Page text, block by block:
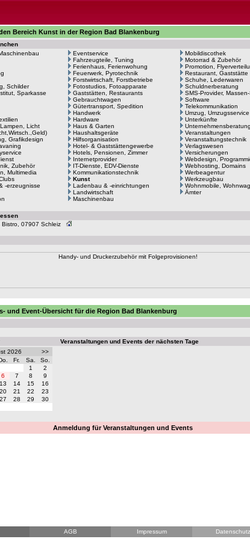
Bereich Kunst in der Region Bad Blankenburg
Schilder
Sparkasse
Licht
Grafikdesign
Zubehör
Multimedia
-erzeugnisse
Eventservice
Fahrzeugteile, Tuning
Ferienhaus, Ferienwohung
Feuerwerk, Pyrotechnik
Forstwirtschaft, Forstbetriebe
Fotostudios, Fotoapparate
Gaststätten, Restaurants
Gebrauchtwagen
Gütertransport, Spedition
Handwerk
Hardware
Haus & Garten
Haushaltsgeräte
Hilfsorganisation
Hotel- & Gaststättengewerbe
Hotels, Pensionen, Zimmer
Internetprovider
IT-Dienste, EDV-Dienste
Kommunikationstechnik
Kunst
Ladenbau & -einrichtungen
Landwirtschaft
Maschinenbau
Mobildiscothek
Motorrad & Zubehör
Promotion,
Restaurant, Gaststätte
Schuhe, Lederwaren
Schuldnerberatung
SMS-Provider,
Software
Telekommunikation
Umzug, Umzugsservice
Unterkünfte
Unternehmensberatung
Veranstaltungen
Veranstaltungstechnik
Verlagswesen
Versicherungen
Webdesign,
Webhosting, Domains
Werbeagentur
Werkzeugbau
Wohnmobile,
Ämter
Bistro, 07907 Schleiz
und Event-Übersicht für die Region Bad Blankenburg
Veranstaltungen und Events der nächsten Tage
2026
>>
Fr. Sa.
So.
1
2
6 7 8
9
13 14 15
16
20 21 22
23
27 28 29
30
Anmeldung für Veranstaltungen und Events
AGB Impressum Datenschutz